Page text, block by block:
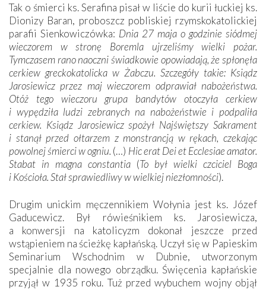
Tak o śmierci ks. Serafina pisał w liście do kurii łuckiej ks.
Dionizy Baran, proboszcz pobliskiej rzymskokatolickiej
parafii Sienkowiczówka: Dnia 27 maja o godzinie siódmej
wieczorem w stronę Boremla ujrzeliśmy wielki pożar.
Tymczasem rano naoczni świadkowie opowiadają, że spłonęła
cerkiew greckokatolicka w Żabczu. Szczegóły takie: Ksiądz
Jarosiewicz przez maj wieczorem odprawiał nabożeństwa.
Otóż tego wieczoru grupa bandytów otoczyła cerkiew
i wypędziła ludzi zebranych na nabożeństwie i podpaliła
cerkiew. Ksiądz Jarosiewicz spożył Najświętszy Sakrament
i stanął przed ołtarzem z monstrancją w rękach, czekając
powolnej śmierci w ogniu. (…) Hic erat Dei et Ecclesiae amator.
Stabat in magna constantia (To był wielki czciciel Boga
i Kościoła. Stał sprawiedliwy w wielkiej niezłomności).
Drugim unickim męczennikiem Wołynia jest ks. Józef
Gaducewicz. Był rówieśnikiem ks. Jarosiewicza,
a konwersji na katolicyzm dokonał jeszcze przed
wstąpieniem na ścieżkę kapłańską. Uczył się w Papieskim
Seminarium Wschodnim w Dubnie, utworzonym
specjalnie dla nowego obrządku. Święcenia kapłańskie
przyjął w 1935 roku. Tuż przed wybuchem wojny objął